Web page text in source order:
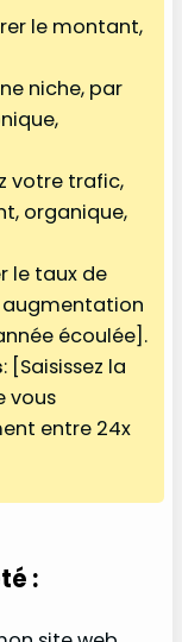
le montant,
niche, par
votre trafic,
organique,
le taux de
augmentation
écoulée].
: [Saisissez la
vous
entre 24x
: